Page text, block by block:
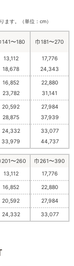
ます。（単位：cm）
141〜180 巾181〜270
13,112
18,678
17,776
24,343
16,852
23,782
22,880
31,141
20,592
28,875
27,984
37,939
24,332
33,979
33,077
44,737
201〜260
巾261〜390
13,112 17,776
16,852 22,880
20,592 27,984
24,332 33,077